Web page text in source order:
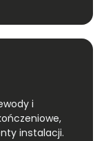
i
instalacji.